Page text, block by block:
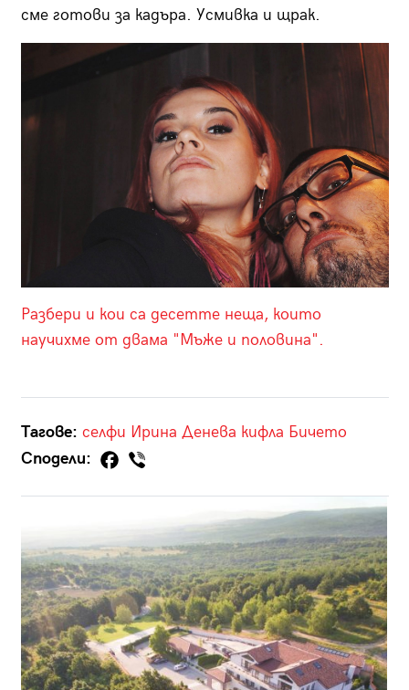
сме готови за кадъра. Усмивка и щрак.
Разбери и кои са десетте неща, които
научихме от двама "Мъже и половина".
Тагове: селфи Ирина Денева кифла Бичето
Сподели: